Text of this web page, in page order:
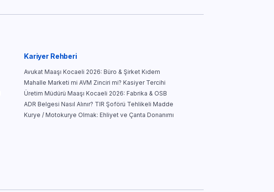
Kariyer Rehberi
Avukat Maaşı Kocaeli 2026: Büro & Şirket Kıdem
Mahalle Marketi mi AVM Zinciri mi? Kasiyer Tercihi
Üretim Müdürü Maaşı Kocaeli 2026: Fabrika & OSB
ADR Belgesi Nasıl Alınır? TIR Şoförü Tehlikeli Madde
Kurye / Motokurye Olmak: Ehliyet ve Çanta Donanımı